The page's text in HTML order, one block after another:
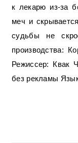
к лекарю из-за
меч и
судьбы не
производства:
Режиссер: Квак
без рекламы